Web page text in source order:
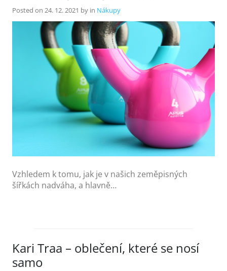
Posted on 24. 12. 2021 by in Nákupy
Vzhledem k tomu, jak je v našich zeměpisných
šířkách nadváha, a hlavně…
Kari Traa – oblečení, které se nosí
samo